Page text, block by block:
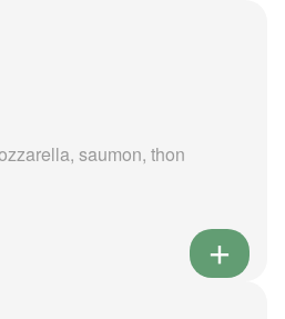
saumon, thon